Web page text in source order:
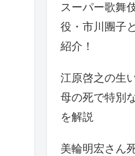
スーパー歌舞
役・市川團子
紹介！
江原啓之の生
母の死で特別
を解説
美輪明宏さん